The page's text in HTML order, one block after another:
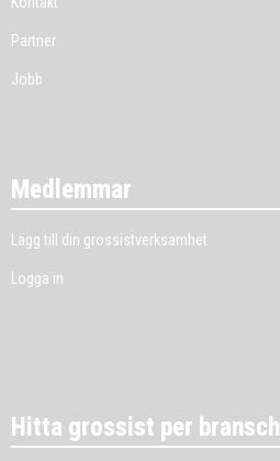
Partner
Jobb
Medlemmar
Lägg till din grossistverksamhet
Logga in
Hitta grossist per bransch